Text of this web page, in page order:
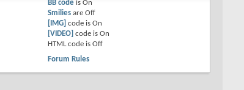
BB code isOn
Smilies areOff
[IMG] code isOn
[VIDEO] code isOn
HTML code isOff
Forum Rules